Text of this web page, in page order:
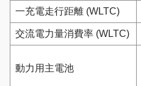
一充電走行距離 (WLTC)
交流電力量消費率 (WLTC)
動力用主電池